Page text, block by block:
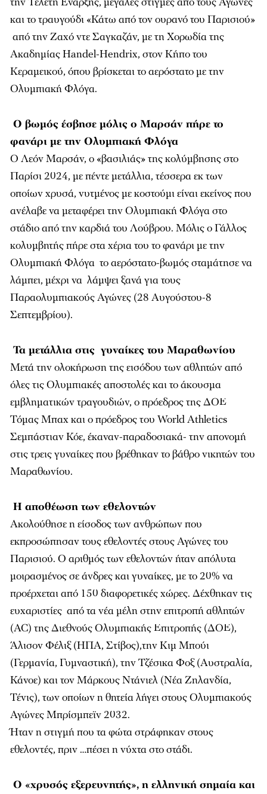
και το τραυγούδι «Κάτω από τον ουρανό του Παρισιού»
από την Ζαχό ντε Σαγκαζάν, με τη Χορωδία της
Ακαδημίας Handel-Hendrix, στον Κήπο του
Κεραμεικού, όπου βρίσκεται το αερόστατο με την
Ολυμπιακή Φλόγα.
Ο βωμός έσβησε μόλις ο Μαρσάν πήρε το
φανάρι με την Ολυμπιακή Φλόγα
Ο Λεόν Μαρσάν, ο «βασιλιάς» της κολύμβησης στο
Παρίσι 2024, με πέντε μετάλλια, τέσσερα εκ των
οποίων χρυσά, νυτμένος με κοστούμι είναι εκείνος που
ανέλαβε να μεταφέρει την Ολυμπιακή Φλόγα στο
στάδιο από την καρδιά του Λούβρου. Μόλις ο Γάλλος
κολυμβητής πήρε στα χέρια του το φανάρι με την
Ολυμπιακή Φλόγα το αερόστατο-βωμός σταμάτησε να
λάμπει, μέχρι να λάμψει ξανά για τους
Παραολυμπιακούς Αγώνες (28 Αυγούστου-8
Σεπτεμβρίου).
Τα μετάλλια στις γυναίκες του Μαραθωνίου
Μετά την ολοκήρωση της εισόδου των αθλητών από
όλες τις Ολυμπιακές αποστολές και το άκουσμα
εμβληματικών τραγουδιών, ο πρόεδρος της ΔΟΕ
Τόμας Μπαχ και ο πρόεδρος τoυ World Athletics
Σεμπάστιαν Κόε, έκαναν-παραδοσιακά- την απονομή
στις τρεις γυναίκες που βρέθηκαν το βάθρο νικητών του
Μαραθωνίου.
Η αποθέωση των εθελοντών
Ακολούθησε η είσοδος των ανθρώπων που
εκπροσώπησαν τους εθελοντές στους Αγώνες του
Παρισιού. Ο αριθμός των εθελοντών ήταν απόλυτα
μοιρασμένος σε άνδρες και γυναίκες, με το 20% να
προέρχεται από 150 διαφορετικές χώρες. Δέχθηκαν τις
ευχαριστίες από τα νέα μέλη στην επιτροπή αθλητών
(AC) της Διεθνούς Ολυμπιακής Επιτροπής (ΔΟΕ),
Άλισον Φέλιξ (ΗΠΑ, Στίβος),την Κιμ Μπούι
(Γερμανία, Γυμναστική), την Τζέσικα Φοξ (Αυστραλία,
Κάνοε) και τον Μάρκους Ντάνιελ (Νέα Ζηλανδία,
Τένις), των οποίων η θητεία λήγει στους Ολυμπιακούς
Αγώνες Μπρίσμπεϊν 2032.
Ήταν η στιγμή που τα φώτα στράφηκαν στους
εθελοντές, πριν …πέσει η νύχτα στο στάδι.
Ο «χρυσός εξερευνητής», η ελληνική σημαία και